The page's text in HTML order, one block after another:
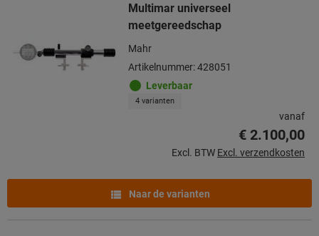
Multimar universeel
meetgereedschap
Mahr
Artikelnummer: 428051
Leverbaar
4 varianten
vanaf
€ 2.100,00
Excl. BTW Excl. verzendkosten
Naar de varianten